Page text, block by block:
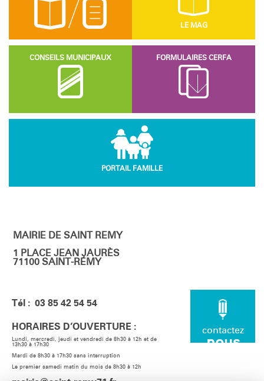
LE MAG
CONSEILS MUNICIPAUX FORMULAIRES CERFA
PORTAIL FAMILLE
MAIRIE DE SAINT REMY
1 PLACE JEAN JAURÈS
71100 SAINT-RÉMY
Tél : 03 85 42 54 54
HORAIRES D’OUVERTURE :
Lundi, mercredi, jeudi et vendredi de 8h30 à 12h et de
13h30 à 17h30
Mardi de 8h30 à 17h30 sans interruption
Le premier samedi matin du mois de 8h30 à 12h
contactez
nous